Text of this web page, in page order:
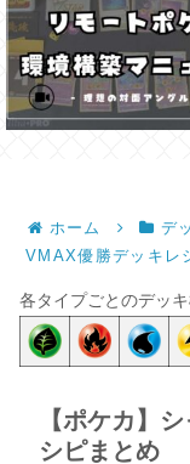
ホーム デ
VMAX優勝デッキレ
各タイプごとのデッ
【ポケカ】
シピまとめ